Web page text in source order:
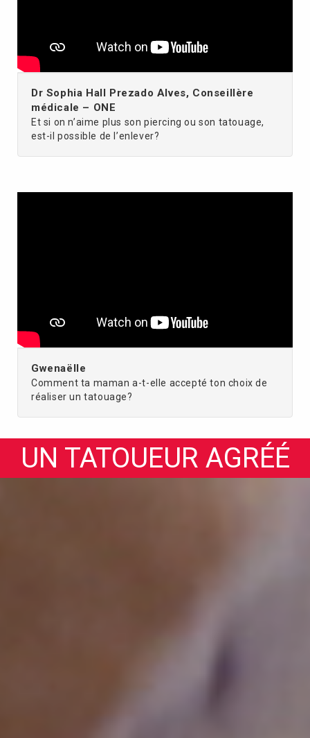
Dr Sophia Hall Prezado Alves, Conseillère
médicale – ONE
Et si on n’aime plus son piercing ou son tatouage,
est-il possible de l’enlever?
Gwenaëlle
Comment ta maman a-t-elle accepté ton choix de
réaliser un tatouage?
UN TATOUEUR AGRÉÉ